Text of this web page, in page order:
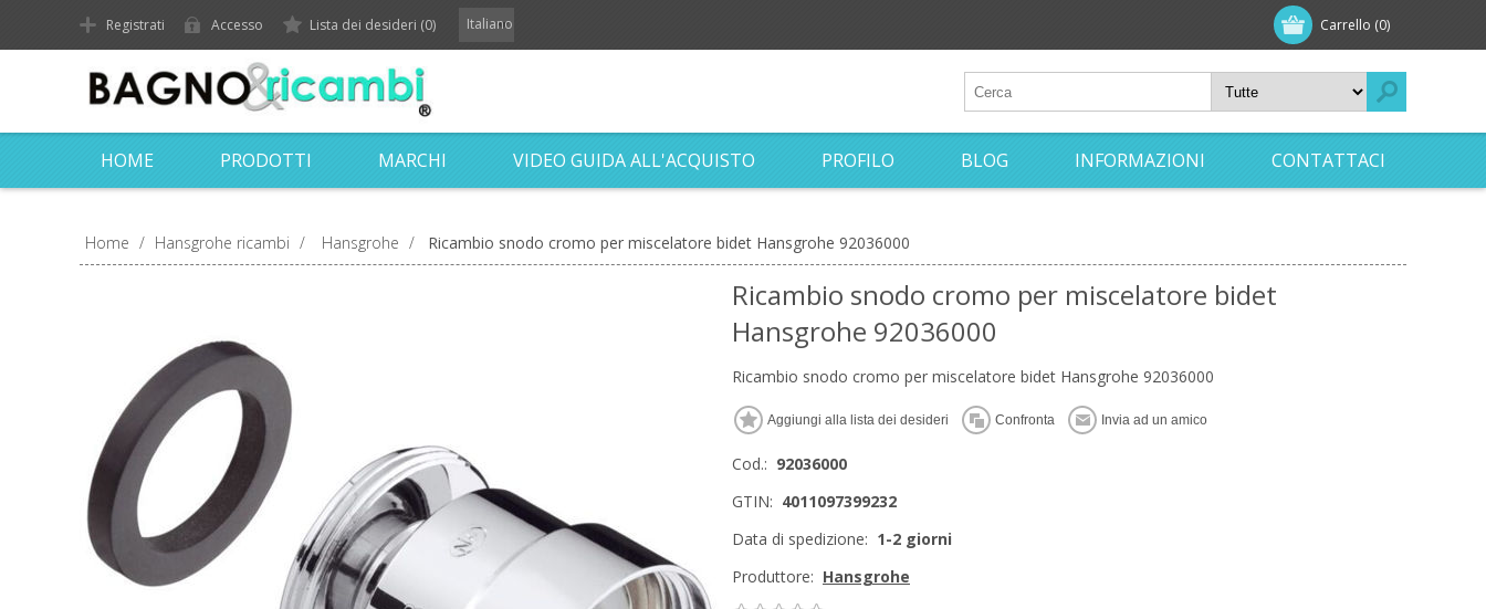
Carrello (0)
Registrati Accesso Lista dei desideri (0) Italiano
HOME PRODOTTI MARCHI VIDEO GUIDA ALL'ACQUISTO PROFILO BLOG INFORMAZIONI CONTATTACI
Home / Hansgrohe ricambi / Hansgrohe / Ricambio snodo cromo per miscelatore bidet Hansgrohe 92036000
Ricambio snodo cromo per miscelatore bidet
Hansgrohe 92036000
Ricambio snodo cromo per miscelatore bidet Hansgrohe 92036000
Cod.: 92036000
GTIN: 4011097399232
Data di spedizione: 1-2 giorni
Produttore: Hansgrohe